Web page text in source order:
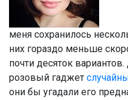
меня сохранилось
них гораздо меньше
почти десяток
розовый гаджет
они бы угадали его